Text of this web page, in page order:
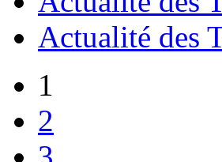
Actualité des
1
2